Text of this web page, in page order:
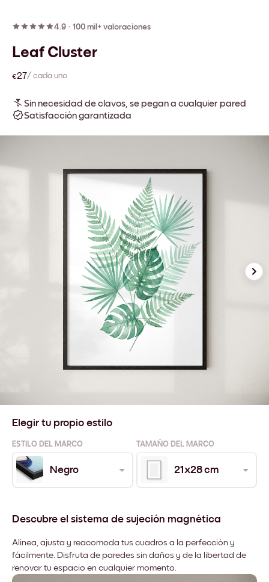
4.9 · 100 mil+ valoraciones
Leaf Cluster
€27/ cada uno
Sin necesidad de clavos, se pegan a cualquier pared
Satisfacción garantizada
Elegir tu propio estilo
ESTILO DEL MARCO TAMAÑO DEL MARCO
Negro 21x28 cm
Descubre el sistema de sujeción magnética
Alinea, ajusta y reacomoda tus cuadros a la perfección y
fácilmente. Disfruta de paredes sin daños y de la libertad de
renovar tu espacio en cualquier momento.